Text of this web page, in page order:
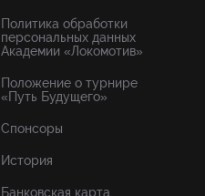
Политика обработки
персональных данных
Академии «Локомотив»
Положение о турнире
«Путь Будущего»
Спонсоры
История
Банковская карта